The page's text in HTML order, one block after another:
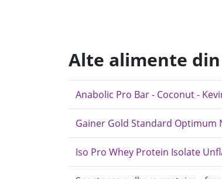
Alte alimente
Anabolic Pro Bar - Coconut -
Gainer Gold Standard Optimum
Iso Pro Whey Protein Isolate